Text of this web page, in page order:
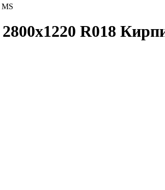
R018